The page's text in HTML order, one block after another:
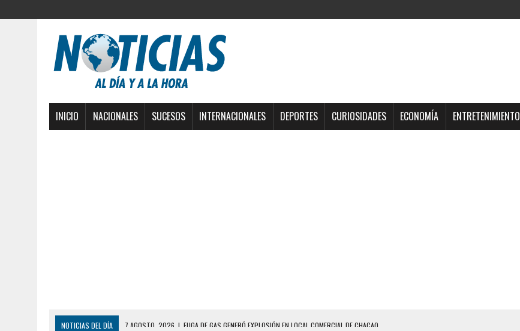
INICIO NACIONALES SUCESOS INTERNACIONALES DEPORTES CURIOSIDADES ECONOMÍA ENTRETENIMIENTO
NOTICIAS DEL DÍA 7 AGOSTO, 2026 | HOMBRE ASESINÓ A SU TÍA CON UN PUÑAL Y DEJÓ HERIDAS A SU PRIMA Y A OTRO FAMILIAR EN BOLÍVAR